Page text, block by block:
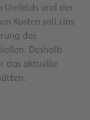
Umfelds und der
Kosten soll das
des
Deshalb
das aktuelle